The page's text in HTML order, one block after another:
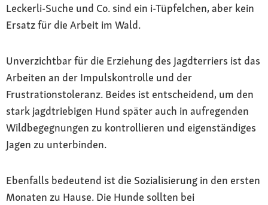
Leckerli-Suche und Co. sind ein i-Tüpfelchen, aber kein
Ersatz für die Arbeit im Wald.
Unverzichtbar für die Erziehung des Jagdterriers ist das
Arbeiten an der Impulskontrolle und der
Frustrationstoleranz. Beides ist entscheidend, um den
stark jagdtriebigen Hund später auch in aufregenden
Wildbegegnungen zu kontrollieren und eigenständiges
Jagen zu unterbinden.
Ebenfalls bedeutend ist die Sozialisierung in den ersten
Monaten zu Hause. Die Hunde sollten bei